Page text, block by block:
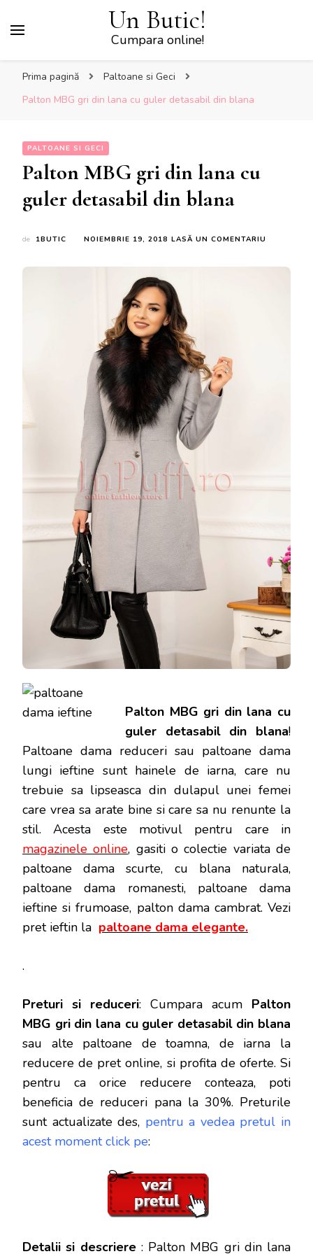
Un Butic!
Cumpara online!
Prima pagină
Paltoane si Geci
Palton MBG gri din lana cu guler detasabil din blana
PALTOANE SI GECI
Palton MBG gri din lana cu
guler detasabil din blana
de 1BUTIC NOIEMBRIE 19, 2018 LASĂ UN COMENTARIU
Palton MBG gri din lana cu
guler detasabil din blana!
Paltoane dama reduceri sau paltoane dama
lungi ieftine sunt hainele de iarna, care nu
trebuie sa lipseasca din dulapul unei femei
care vrea sa arate bine si care sa nu renunte la
stil. Acesta este motivul pentru care in
magazinele online, gasiti o colectie variata de
paltoane dama scurte, cu blana naturala,
paltoane dama romanesti, paltoane dama
ieftine si frumoase, palton dama cambrat. Vezi
pret ieftin la paltoane dama elegante.
.
Preturi si reduceri: Cumpara acum Palton
MBG gri din lana cu guler detasabil din blana
sau alte paltoane de toamna, de iarna la
reducere de pret online, si profita de oferte. Si
pentru ca orice reducere conteaza, poti
beneficia de reduceri pana la 30%. Preturile
sunt actualizate des, pentru a vedea pretul in
acest moment click pe:
Detalii si descriere: Palton MBG gri din lana